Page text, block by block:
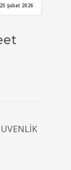
25 Şubat 2026